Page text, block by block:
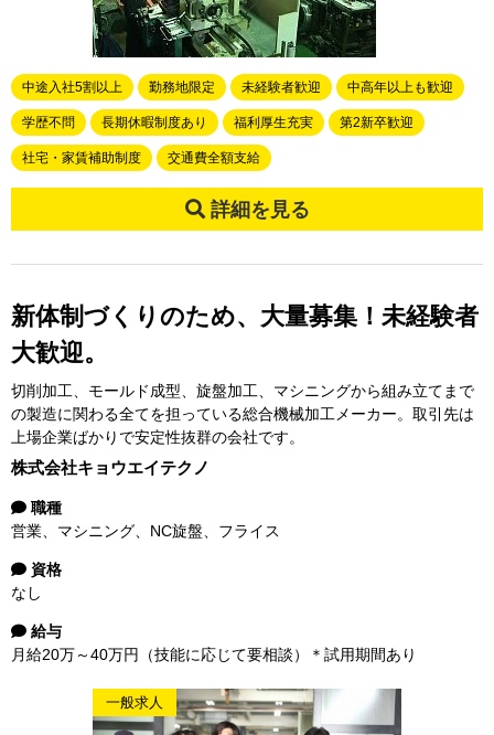
中途入社5割以上 勤務地限定 未経験者歓迎 中高年以上も歓迎
学歴不問 長期休暇制度あり 福利厚生充実 第2新卒歓迎
社宅・家賃補助制度 交通費全額支給
詳細を見る
新体制づくりのため、大量募集！未経験者
大歓迎。
切削加工、モールド成型、旋盤加工、マシニングから組み立てまで
の製造に関わる全てを担っている総合機械加工メーカー。取引先は
上場企業ばかりで安定性抜群の会社です。
株式会社キョウエイテクノ
職種
営業、マシニング、NC旋盤、フライス
資格
なし
給与
月給20万～40万円（技能に応じて要相談）＊試用期間あり
一般求人